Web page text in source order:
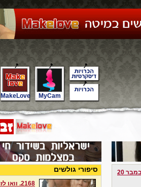
MakeLove MyCam
20 סיפורי גולשים
2168. וואו לזה לא ציפיתי